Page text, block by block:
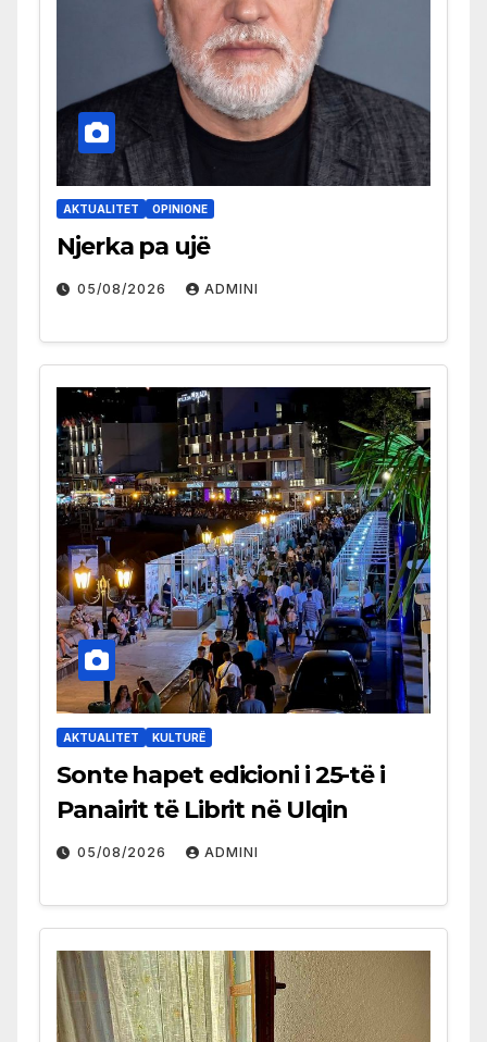
AKTUALITET OPINIONE
Njerka pa ujë
05/08/2026 ADMINI
AKTUALITET KULTURË
Sonte hapet edicioni i 25-të i
Panairit të Librit në Ulqin
05/08/2026 ADMINI